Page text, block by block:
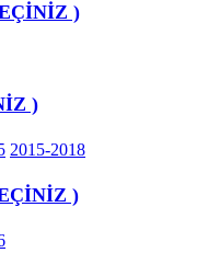
)
)
2015-2018
)